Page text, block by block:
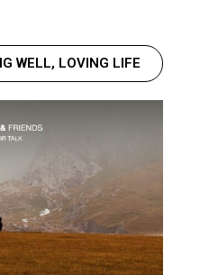
WELL, LOVING LIFE